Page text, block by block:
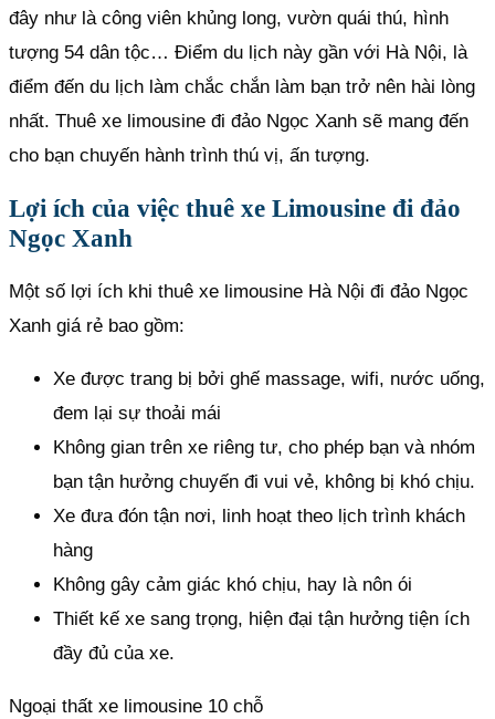
đây như là công viên khủng long, vườn quái thú, hình
tượng 54 dân tộc… Điểm du lịch này gần với Hà Nội, là
điểm đến du lịch làm chắc chắn làm bạn trở nên hài lòng
nhất. Thuê xe limousine đi đảo Ngọc Xanh sẽ mang đến
cho bạn chuyến hành trình thú vị, ấn tượng.
Lợi ích của việc thuê xe Limousine đi đảo
Ngọc Xanh
Một số lợi ích khi thuê xe limousine Hà Nội đi đảo Ngọc
Xanh giá rẻ bao gồm:
Xe được trang bị bởi ghế massage, wifi, nước uống,
đem lại sự thoải mái
Không gian trên xe riêng tư, cho phép bạn và nhóm
bạn tận hưởng chuyến đi vui vẻ, không bị khó chịu.
Xe đưa đón tận nơi, linh hoạt theo lịch trình khách
hàng
Không gây cảm giác khó chịu, hay là nôn ói
Thiết kế xe sang trọng, hiện đại tận hưởng tiện ích
đầy đủ của xe.
Ngoại thất xe limousine 10 chỗ